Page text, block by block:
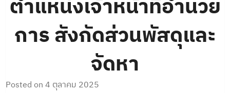
ตำแหน่งเจ้าหน้าที่อำนวย
การ สังกัดส่วนพัสดุและ
จัดหา
Posted on4 ตุลาคม 2025